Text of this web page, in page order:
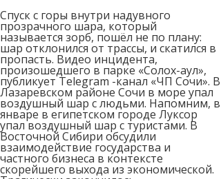
Спуск с горы внутри надувного
прозрачного шара, который
называется зорб, пошёл не по плану:
шар отклонился от трассы, и скатился в
пропасть. Видео инцидента,
произошедшего в парке «Солох-аул»,
публикует Telegram -канал «ЧП Сочи». В
Лазаревском районе Сочи в море упал
воздушный шар с людьми. Напомним, в
январе в египетском городе Луксор
упал воздушный шар с туристами. В
Восточной Сибири обсудили
взаимодействие государства и
частного бизнеса в контексте
скорейшего выхода из экономической.